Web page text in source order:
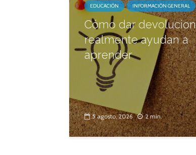
EDUCACIÓN INFORMACIÓN GENERAL
Cómo dar
realmente ayudan a
aprender
5 agosto, 2026 2 min.